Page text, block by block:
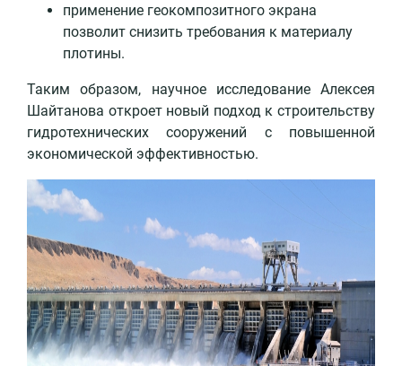
применение геокомпозитного экрана
позволит снизить требования к материалу
плотины.
Таким образом, научное исследование Алексея
Шайтанова откроет новый подход к строительству
гидротехнических сооружений с повышенной
экономической эффективностью.